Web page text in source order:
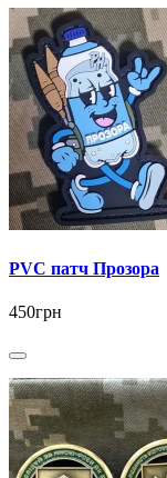
PVC патч Прозора
450грн